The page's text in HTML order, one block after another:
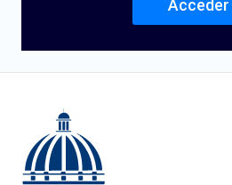
Acceder